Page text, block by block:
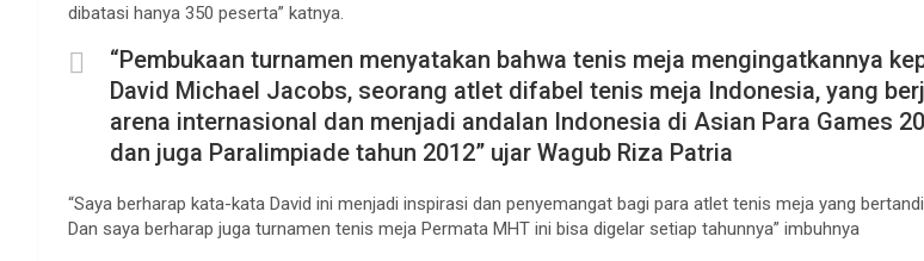
dibatasi hanya 350 peserta” katnya.
“Pembukaan turnamen menyatakan bahwa tenis meja mengingatkannya
David Michael Jacobs, seorang atlet difabel tenis meja Indonesia, yang
arena internasional dan menjadi andalan Indonesia di Asian Para Games
dan juga Paralimpiade tahun 2012” ujar Wagub Riza Patria
“Saya berharap kata-kata David ini menjadi inspirasi dan penyemangat bagi para atlet tenis meja yang
Dan saya berharap juga turnamen tenis meja Permata MHT ini bisa digelar setiap tahunnya” imbuhnya